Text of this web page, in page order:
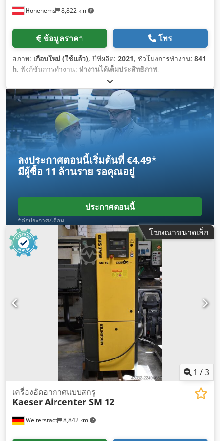
Hohenems 8,822 km
ข้อมูลราคา โทร
สภาพ: เกือบใหม่ (ใช้แล้ว), ปีที่ผลิต: 2021, ชั่วโมงการทำงาน: 841
h, ฟังก์ชันการทำงาน: ทำงานได้เต็มประสิทธิภาพ,
ลงประกาศตอนนี้เริ่มต้นที่ €4.49*
มีผู้ซื้อ 11 ล้านราย รอคุณอยู่
ประกาศตอนนี้
*ต่อประกาศ/เดือน
โฆษณาขนาดเล็ก
1 /3
Weiterstadt 8,842 km
เครื่องอัดอากาศแบบสกรู
KaeserAircenter SM 12